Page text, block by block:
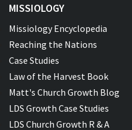
MISSIOLOGY
Missiology Encyclopedia
Reaching the Nations
Case Studies
Law of the Harvest Book
Matt's Church Growth Blog
LDS Growth Case Studies
LDS Church Growth R & A